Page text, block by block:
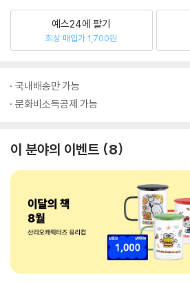
예스24에 팔기
최상 매입가 1,700원
국내배송만 가능
문화비소득공제 가능
이 분야의 이벤트 8